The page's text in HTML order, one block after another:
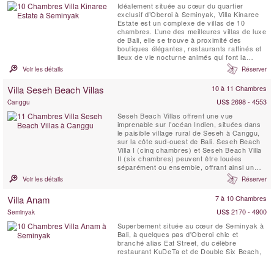
Idéalement située au cœur du quartier
exclusif d’Oberoi à Seminyak, Villa Kinaree
Estate est un complexe de villas de 10
chambres. L’une des meilleures villas de luxe
de Bali, elle se trouve à proximité des
boutiques élégantes, restaurants raffinés et
lieux de vie nocturne animés qui font la
renommée de Seminyak, et à seulement
quelques minutes de marche de la plage.
Voir les détails Réserver
Villa Seseh Beach Villas 10 à 11 Chambres
Canggu
US$ 2698 - 4553
Seseh Beach Villas offrent une vue
imprenable sur l’océan Indien, situées dans
le paisible village rural de Seseh à Canggu,
sur la côte sud-ouest de Bali. Seseh Beach
Villa I (cinq chambres) et Seseh Beach Villa
II (six chambres) peuvent être louées
séparément ou ensemble, offrant ainsi un
total de 11 chambres pouvant accueillir
jusqu'à 20 adultes et 4 enfants. Notre équipe
formée pour vous offrir un service
Voir les détails Réserver
Villa Anam 7 à 10 Chambres
Seminyak
US$ 2170 - 4900
Superbement située au cœur de Seminyak à
Bali, à quelques pas d'Oberoi chic et
branché alias Eat Street, du célèbre
restaurant KuDeTa et de Double Six Beach,